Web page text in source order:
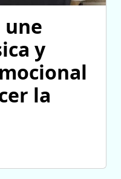
une
y
la